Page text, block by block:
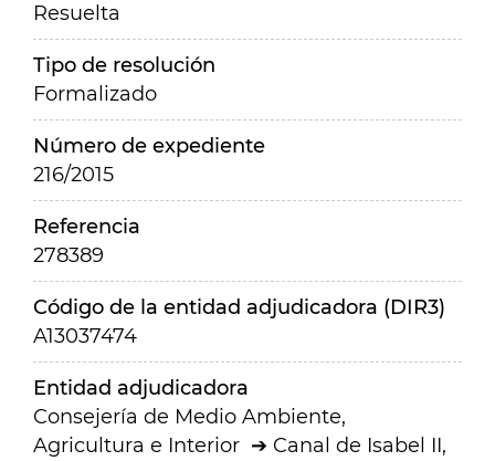
Resuelta
Tipo de resolución
Formalizado
Número de expediente
216/2015
Referencia
278389
Código de la entidad adjudicadora (DIR3)
A13037474
Entidad adjudicadora
Consejería de Medio Ambiente,
Agricultura e Interior
Canal de Isabel II,